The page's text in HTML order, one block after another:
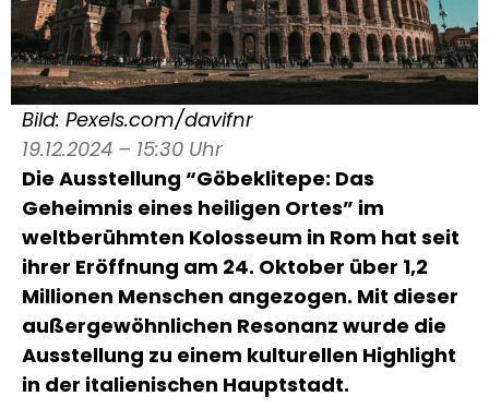
Bild: Pexels.com/davifnr
19.12.2024 – 15:30 Uhr
Die Ausstellung “Göbeklitepe: Das
Geheimnis eines heiligen Ortes” im
weltberühmten Kolosseum in Rom hat seit
ihrer Eröffnung am 24. Oktober über 1,2
Millionen Menschen angezogen. Mit dieser
außergewöhnlichen Resonanz wurde die
Ausstellung zu einem kulturellen Highlight
in der italienischen Hauptstadt.